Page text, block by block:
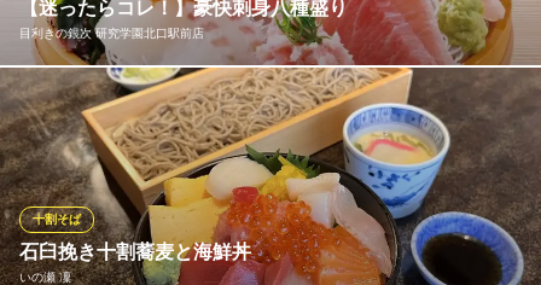
ＪＲ常磐線荒川沖駅 徒歩41分
茨城県つくば市稲岡66-1 イオンモールつくば1F
【迷ったらコレ！】豪快刺身八種盛り
目利きの銀次 研究学園北口駅前店
『豪快刺身八種盛り』海の幸を贅沢に使い、豪快に盛り付けたイ
チオシの刺身盛り。まぐろやサーモンなど色んな魚介を楽しむな
らこちらがおすすめ！2～3名で美味しく楽しめます♪おいしい魚料
理をぜひ当店でご堪能ください。※季節や仕入れの状況により内容
が変わる場合があります。
目利きの銀次 研究学園北口駅前店
石臼挽き十割蕎麦と海鮮丼
いの瀬 凜
十割そば